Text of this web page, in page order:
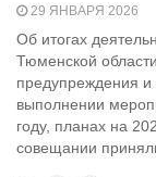
29 ЯНВАРЯ 2026
Об итогах
Тюменской
предупреждения и
выполнении
году, планах на
совещании